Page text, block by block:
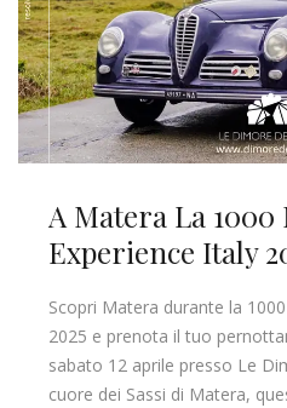
A Matera La
Experience Italy
Scopri Matera durante la
2025 e prenota il tuo
sabato 12 aprile presso Le
cuore dei Sassi di Matera,